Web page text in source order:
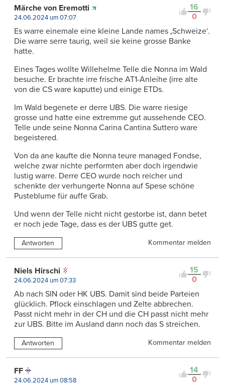
16
0
Märche von Eremotti
24.06.2024 um 07:07
Es warre einemale eine kleine Lande names ‚Schweize‘.
Die warre serre taurig, weil sie keine grosse Banke
hatte.
Eines Tages wollte Willehelme Telle die Nonna im Wald
besuche. Er brachte irre frische AT1-Anleihe (irre alte
von die CS ware kaputte) und einige ETDs.
Im Wald begenete er derre UBS. Die warre riesige
grosse und hatte eine extremme gut aussehende CEO.
Telle unde seine Nonna Carina Cantina Suttero ware
begeistered.
Von da ane kaufte die Nonna teure managed Fondse,
welche zwar nichte performten aber doch irgendwie
lustig warre. Derre CEO wurde noch reicher und
schenkte der verhungerte Nonna auf Spese schöne
Pusteblume für auffe Grab.
Und wenn der Telle nicht nicht gestorbe ist, dann betet
er noch jede Tage, dass es der UBS gutte get.
Antworten Kommentar melden
15
0
Niels Hirschi
24.06.2024 um 07:33
Ab nach SIN oder HK UBS. Damit sind beide Parteien
glücklich. Pflock einschlagen und Zelte abbrechen.
Passt nicht mehr in der CH und die CH passt nicht mehr
zur UBS. Bitte im Ausland dann noch das S streichen.
Antworten Kommentar melden
14
0
FF
24.06.2024 um 08:58